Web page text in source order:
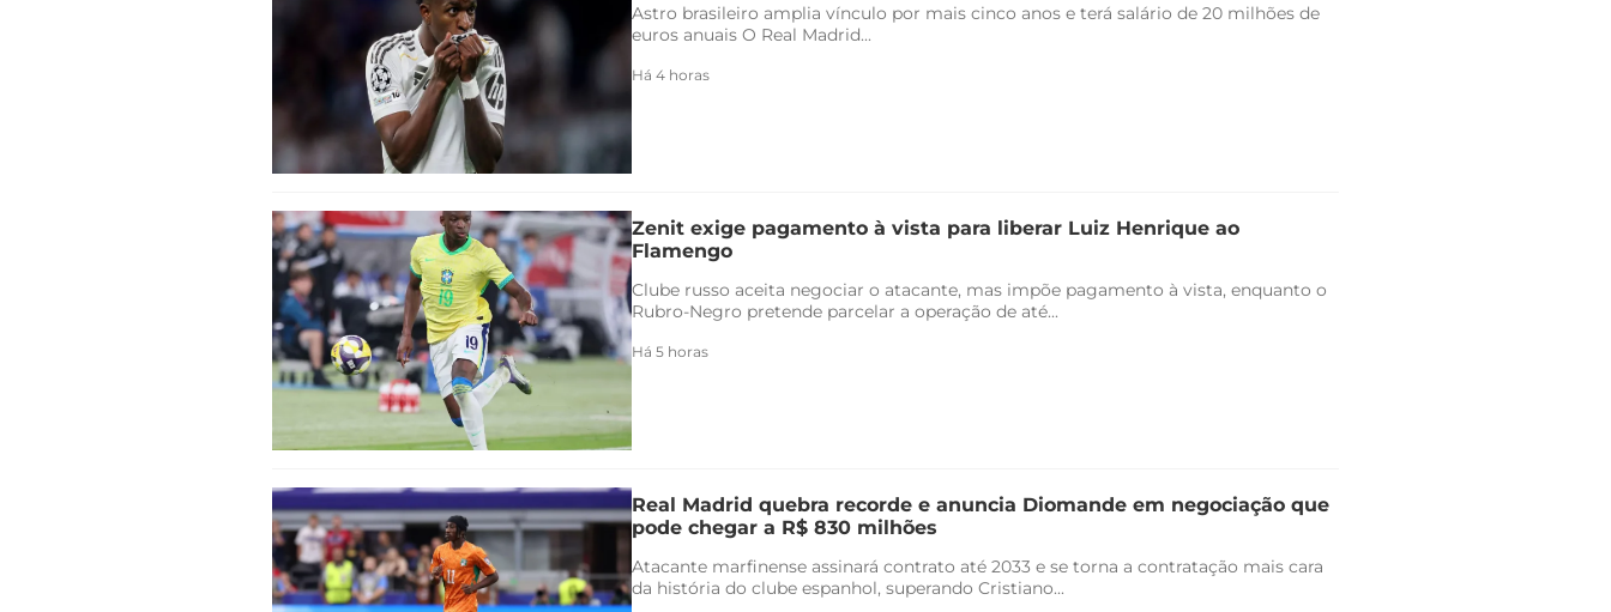
Astro brasileiro amplia vínculo por mais cinco anos e terá salário de 20 milhões de
euros anuais O Real Madrid...
Há 4 horas
Zenit exige pagamento à vista para liberar Luiz Henrique ao
Flamengo
Clube russo aceita negociar o atacante, mas impõe pagamento à vista, enquanto o
Rubro-Negro pretende parcelar a operação de até...
Há 5 horas
Real Madrid quebra recorde e anuncia Diomande em negociação que
pode chegar a R$ 830 milhões
Atacante marfinense assinará contrato até 2033 e se torna a contratação mais cara
da história do clube espanhol, superando Cristiano...